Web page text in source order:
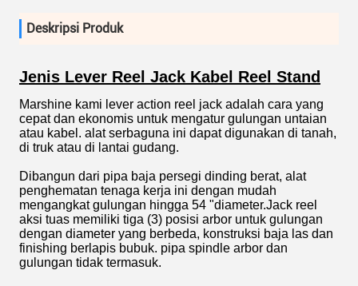
Deskripsi Produk
Jenis Lever Reel Jack Kabel Reel Stand
Marshine kami lever action reel jack adalah cara yang
cepat dan ekonomis untuk mengatur gulungan untaian
atau kabel. alat serbaguna ini dapat digunakan di tanah,
di truk atau di lantai gudang.
Dibangun dari pipa baja persegi dinding berat, alat
penghematan tenaga kerja ini dengan mudah
mengangkat gulungan hingga 54 "diameter.Jack reel
aksi tuas memiliki tiga (3) posisi arbor untuk gulungan
dengan diameter yang berbeda, konstruksi baja las dan
finishing berlapis bubuk. pipa spindle arbor dan
gulungan tidak termasuk.